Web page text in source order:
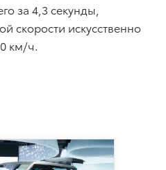
за 4,3 секунды,
скорости искусственно
км/ч.